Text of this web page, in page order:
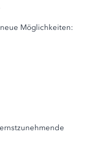
Möglichkeiten: